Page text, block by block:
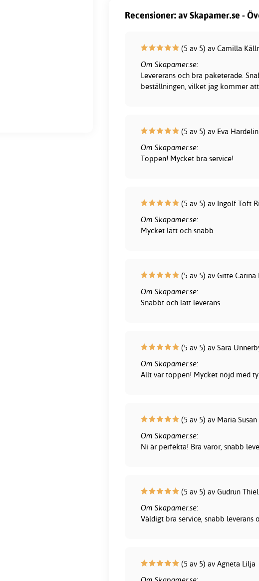
Recensioner: av Skapamer.se -
(5 av 5) av Camilla
Om Skapamer.se:
Levererans och bra paketerade.
beställningen, vilket jag kommer
(5 av 5) av Eva Hardelin
Om Skapamer.se:
Toppen! Mycket bra service!
(5 av 5) av Ingolf Toft
Om Skapamer.se:
Mycket lätt och snabb
(5 av 5) av Gitte Carina
Om Skapamer.se:
Snabbt och lätt leverans
(5 av 5) av Sara
Om Skapamer.se:
Allt var toppen! Mycket nöjd med
(5 av 5) av Maria
Om Skapamer.se:
Ni är perfekta! Bra varor, snabb
(5 av 5) av Gudrun
Om Skapamer.se:
Väldigt bra service, snabb leverans
(5 av 5) av Agneta Lilja